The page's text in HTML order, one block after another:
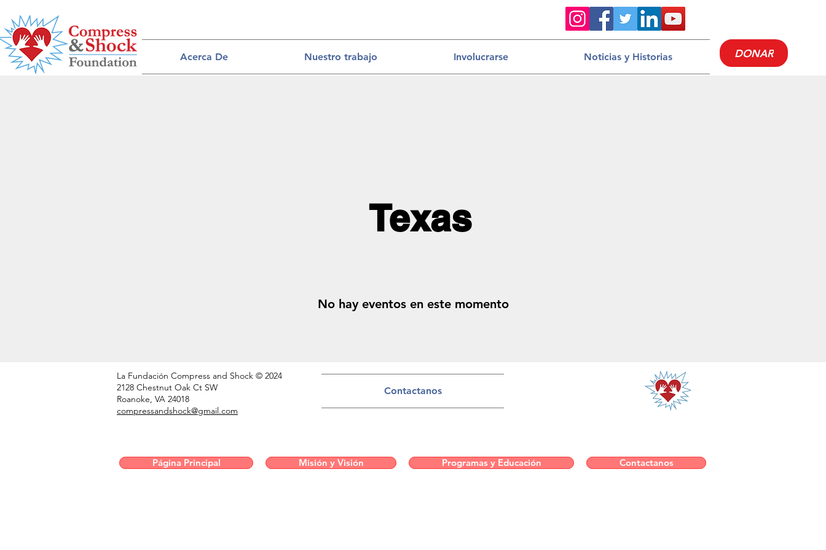
Acerca De Nuestro trabajo Involucrarse Noticias y Historias DONAR
Texas
No hay eventos en este momento
La Fundación Compress and Shock © 2024
2128 Chestnut Oak Ct SW
Roanoke, VA 24018
compressandshock@gmail.com
Contactanos
Página Principal Misión y Visión Programas y Educación Contactanos